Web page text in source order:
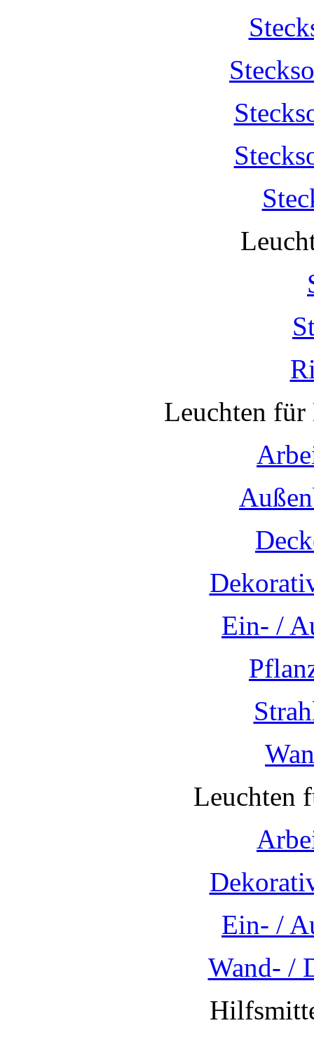
Leuchten für
Ein- /
Leuchten
Ein- /
Wand- /